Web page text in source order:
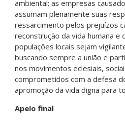
ambiental; as empresas
assumam plenamente suas
ressarcimento pelos prejuízos
reconstrução da vida humana e
populações locais sejam
buscando sempre a união e
nos movimentos eclesiais,
comprometidos com a defesa
apromoção da vida digna para
Apelo final